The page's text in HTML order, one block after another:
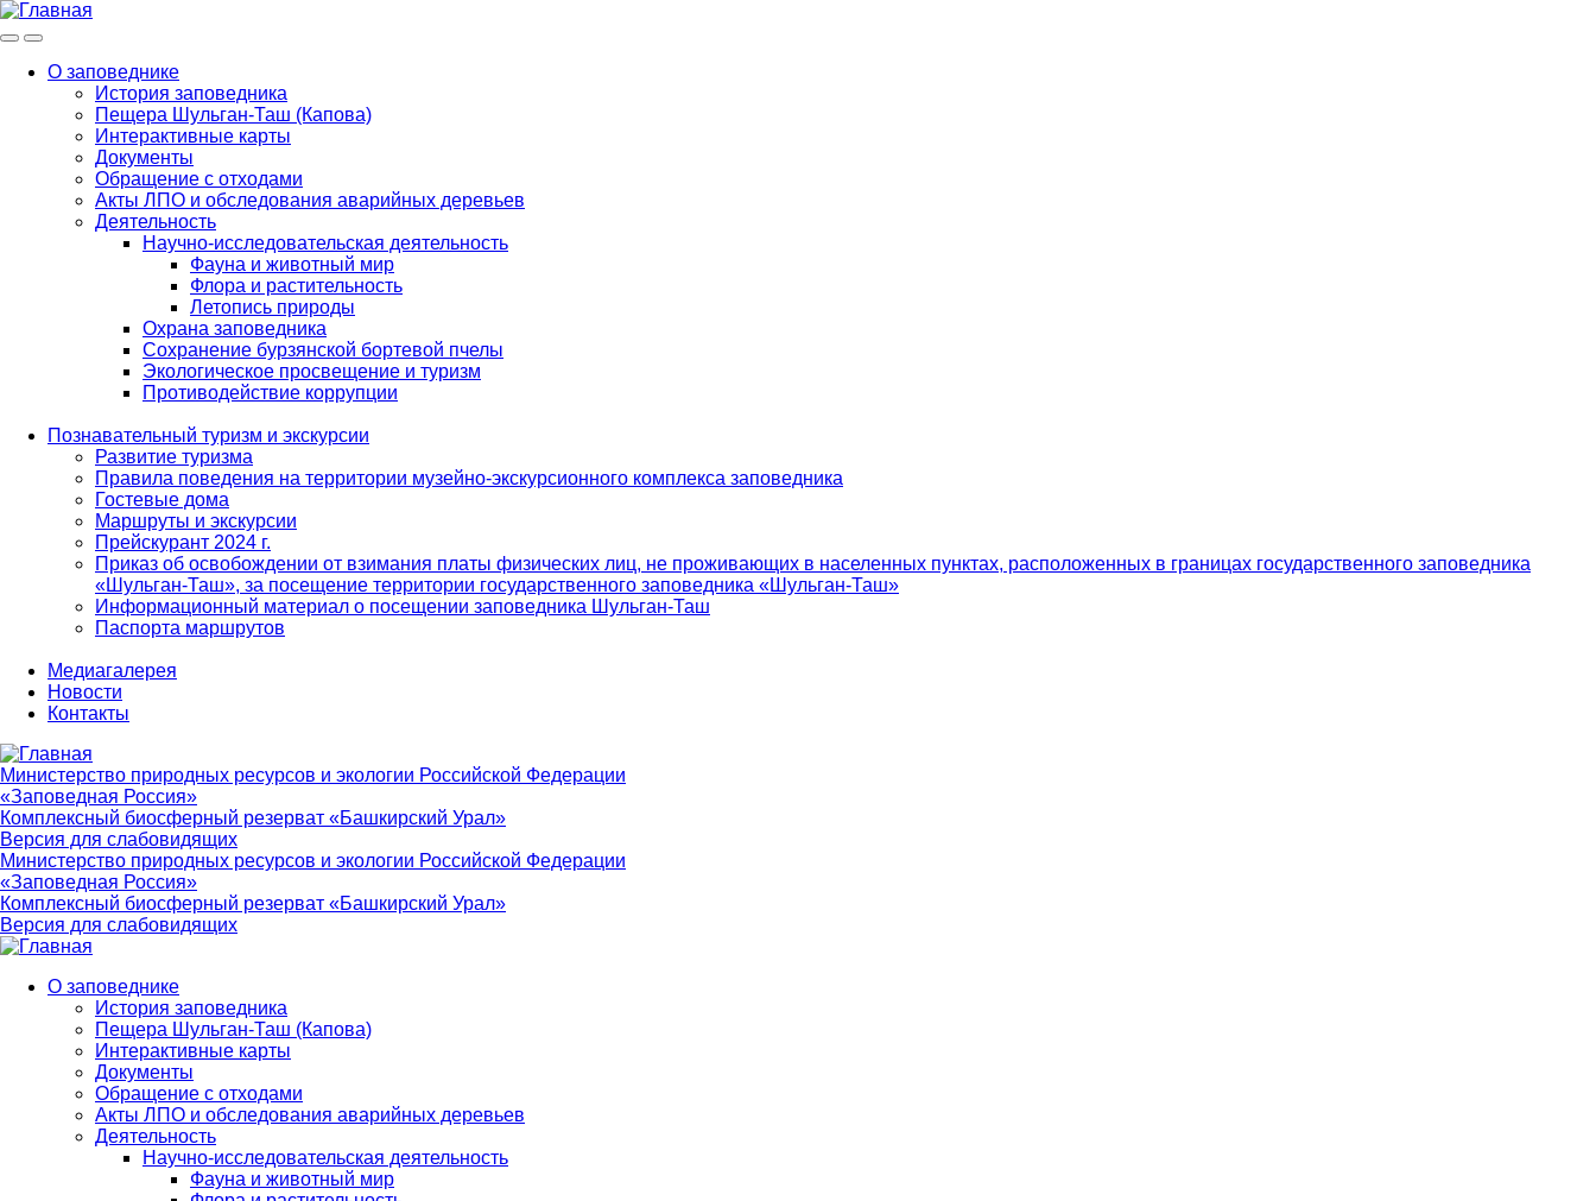
МенюИнфо
navigation
О заповеднике
История заповедника
Пещера Шульган-Таш (Капова)
Интерактивные карты
Документы
Обращение с отходами
Акты ЛПО и обследования аварийных деревьев
Деятельность
Научно-исследовательская деятельность
Фауна и животный мир
Флора и растительность
Летопись природы
Охрана заповедника
Сохранение бурзянской бортевой пчелы
Экологическое просвещение и туризм
Противодействие коррупции
Познавательный туризм и экскурсии
Развитие туризма
Правила поведения на территории музейно-экскурсионного комплекса заповедника
Гостевые дома
Маршруты и экскурсии
Прейскурант 2024 г.
Приказ об освобождении от взимания платы физических лиц, не проживающих в населенных пунктах, расположенных в границах государственного заповедника
«Шульган-Таш», за посещение территории государственного заповедника «Шульган-Таш»
Информационный материал о посещении заповедника Шульган-Таш
Паспорта маршрутов
Медиагалерея
Новости
Контакты
Министерство природных ресурсов и экологии Российской Федерации
«Заповедная Россия»
Комплексный биосферный резерват «Башкирский Урал»
Версия для слабовидящих
Министерство природных ресурсов и экологии Российской Федерации
«Заповедная Россия»
Комплексный биосферный резерват «Башкирский Урал»
Версия для слабовидящих
navigation
О заповеднике
История заповедника
Пещера Шульган-Таш (Капова)
Интерактивные карты
Документы
Обращение с отходами
Акты ЛПО и обследования аварийных деревьев
Деятельность
Научно-исследовательская деятельность
Фауна и животный мир